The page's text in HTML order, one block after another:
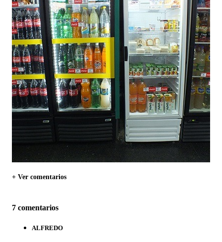
+ Ver comentarios
7 comentarios
ALFREDO